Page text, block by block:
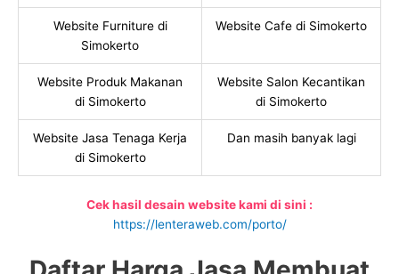
Website Furniture di
Simokerto
Website Cafe di Simokerto
Website Produk Makanan
di Simokerto
Website Salon Kecantikan
di Simokerto
Website Jasa Tenaga Kerja
di Simokerto
Dan masih banyak lagi
Cek hasil desain website kami di sini :
https://lenteraweb.com/porto/